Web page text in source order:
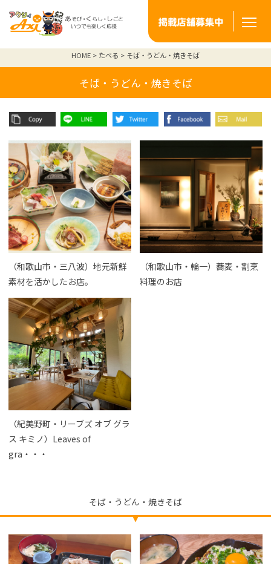
HOME たべる そば・うどん・焼きそば
そば・うどん・焼きそば
（和歌山市・三八波）地元新鮮
素材を活かしたお店。
（和歌山市・輪一）蕎麦・割烹
料理のお店
（紀美野町・リーブズ オブ グラ
ス キミノ）Leaves of
gra・・・
そば・うどん・焼きそば